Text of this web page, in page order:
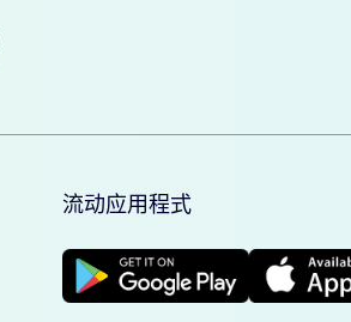
流动应用程式